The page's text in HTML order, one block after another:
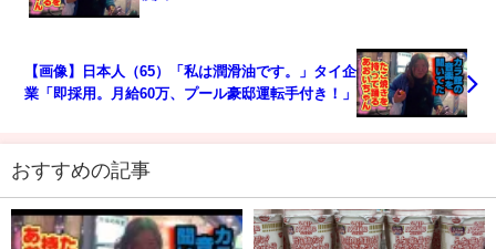
【画像】日本人（65）「私は潤滑油です。」タイ企
業「即採用。月給60万、プール豪邸運転手付き！」
おすすめの記事